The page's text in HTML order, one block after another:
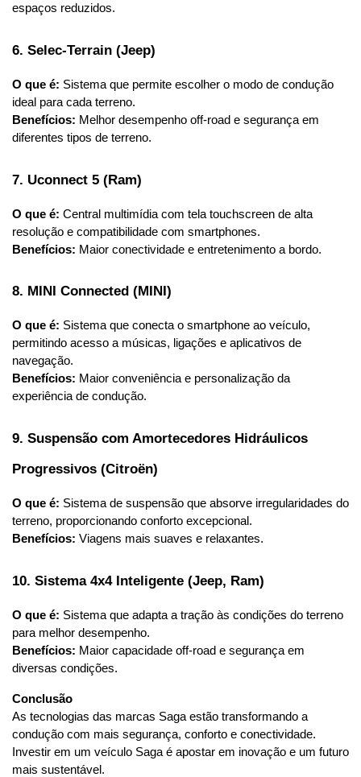
espaços reduzidos.
6. Selec-Terrain (Jeep)
O que é: Sistema que permite escolher o modo de condução
ideal para cada terreno.
Benefícios: Melhor desempenho off-road e segurança em
diferentes tipos de terreno.
7. Uconnect 5 (Ram)
O que é: Central multimídia com tela touchscreen de alta
resolução e compatibilidade com smartphones.
Benefícios: Maior conectividade e entretenimento a bordo.
8. MINI Connected (MINI)
O que é: Sistema que conecta o smartphone ao veículo,
permitindo acesso a músicas, ligações e aplicativos de
navegação.
Benefícios: Maior conveniência e personalização da
experiência de condução.
9. Suspensão com Amortecedores Hidráulicos
Progressivos (Citroën)
O que é: Sistema de suspensão que absorve irregularidades do
terreno, proporcionando conforto excepcional.
Benefícios: Viagens mais suaves e relaxantes.
10. Sistema 4x4 Inteligente (Jeep, Ram)
O que é: Sistema que adapta a tração às condições do terreno
para melhor desempenho.
Benefícios: Maior capacidade off-road e segurança em
diversas condições.
Conclusão
As tecnologias das marcas Saga estão transformando a
condução com mais segurança, conforto e conectividade.
Investir em um veículo Saga é apostar em inovação e um futuro
mais sustentável.